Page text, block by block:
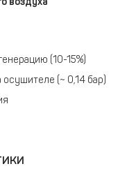
(10-15%)
(~ 0,14 бар)
для лучшей
как
точки росы в режиме